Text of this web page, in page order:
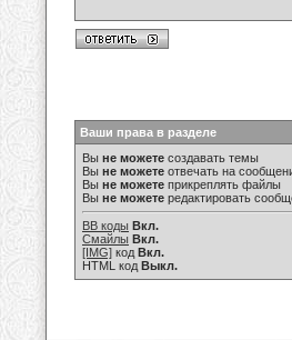
Ваши права в разделе
Вы не можете создавать темы
Вы не можете отвечать на
Вы не можете прикреплять файлы
Вы не можете редактировать
BB коды Вкл.
Смайлы Вкл.
[IMG] код Вкл.
HTML код Выкл.